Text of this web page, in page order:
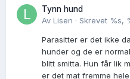
Tynn hund
Av Lisen · Skrevet %s,
Parasitter er det ikke
hunder og de er
blitt smitta. Hun får lik
er det mat fremme